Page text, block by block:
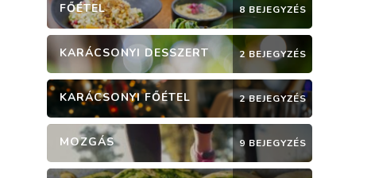
FŐÉTEL 8 BEJEGYZÉS
KARÁCSONYI DESSZERT 2 BEJEGYZÉS
KARÁCSONYI FŐÉTEL 2 BEJEGYZÉS
MOZGÁS 9 BEJEGYZÉS